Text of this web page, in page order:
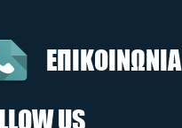
ΕΠΙΚΟΙΝΩΝΙΑ
US